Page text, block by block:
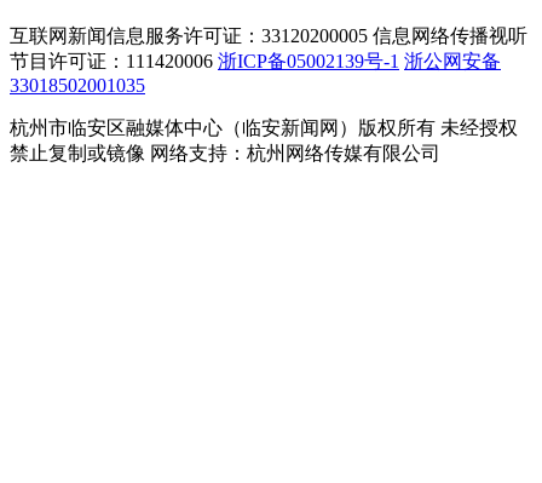
互联网新闻信息服务许可证：33120200005 信息网络传播视听
节目许可证：111420006 浙ICP备05002139号-1 浙公网安备
33018502001035
杭州市临安区融媒体中心（临安新闻网）版权所有 未经授权
禁止复制或镜像 网络支持：杭州网络传媒有限公司